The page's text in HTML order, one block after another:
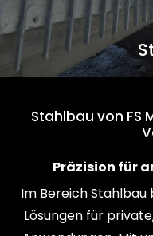
Stahlbau von FS
Präzision für
Im Bereich
Lösungen für